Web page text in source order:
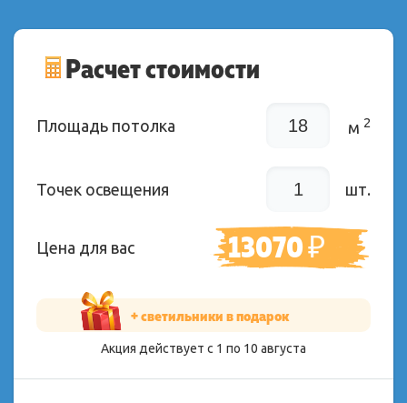
Расчет стоимости
Площадь потолка м 2
Точек освещения шт.
Цена для вас 13070₽
+ светильники в подарок
Акция действует с 1 по 10 августа